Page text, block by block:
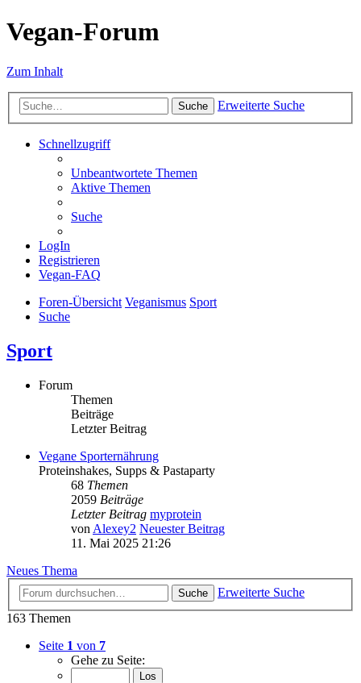
Vegan-Forum
Zum Inhalt
Suche Erweiterte Suche
Schnellzugriff
Unbeantwortete Themen
Aktive Themen
Suche
LogIn
Registrieren
Vegan-FAQ
Foren-Übersicht Veganismus Sport
Suche
Sport
Forum
Themen
Beiträge
Letzter Beitrag
Vegane Sporternährung
Proteinshakes, Supps & Pastaparty
68 Themen
2059 Beiträge
Letzter Beitrag myprotein
von Alexey2 Neuester Beitrag
11. Mai 2025 21:26
Neues Thema
Suche
Erweiterte Suche
163 Themen
Seite 1 von 7
Gehe zu Seite: